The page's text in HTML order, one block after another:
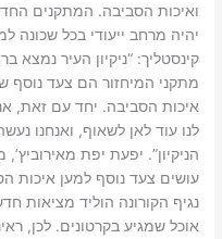
ואיכות הסביבה. המתקנים
יהיה מרחב ייעודי בכל שכונה
קינסטליך: “ניקיון העיר נמצא
מתקני המיחזור הם צעד נוסף
איכות הסביבה. יחד עם זאת,
לנו עוד לאן לשאוף, ואנחנו
הניקיון”. יפעת יפת
עושים צעד נוסף למען איכות
נגיף הקורונה הוליד מציאות
אוכל שמגיע בקרטונים. לכן,